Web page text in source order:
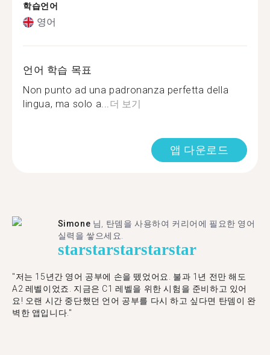
학습언어
영어
언어 학습 목표
Non punto ad una padronanza perfetta della
lingua, ma solo a...더 보기
앱 다운로드
Simone 님, 탄뎀을 사용하여 커리어에 필요한 영어
실력을 쌓으세요.
starstarstarstarstar
"저는 15년간 영어 공부에 손을 뗐었어요. 불과 1년 전만 해도
A2 레벨이었죠. 지금은 C1 레벨을 위한 시험을 준비하고 있어
요! 오랜 시간 중단했던 언어 공부를 다시 하고 싶다면 탄뎀이 완
벽한 앱입니다."